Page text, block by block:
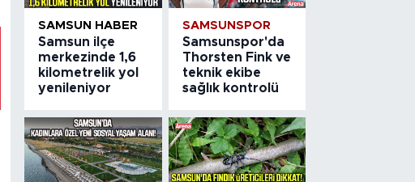
SAMSUN HABER
Samsun ilçe
merkezinde 1,6
kilometrelik yol
yenileniyor
SAMSUNSPOR
Samsunspor'da
Thorsten Fink ve
teknik ekibe
sağlık kontrolü